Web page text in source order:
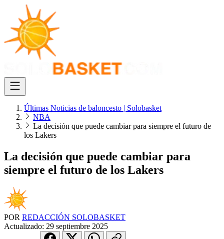
Últimas Noticias de baloncesto | Solobasket
NBA
La decisión que puede cambiar para siempre el futuro de
los Lakers
La decisión que puede cambiar para
siempre el futuro de los Lakers
POR REDACCIÓN SOLOBASKET
Actualizado: 29 septiembre 2025